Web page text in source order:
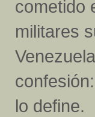
cometido
militares
lo define.